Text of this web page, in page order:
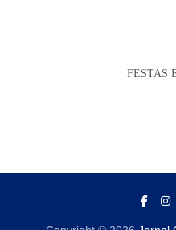
FESTAS